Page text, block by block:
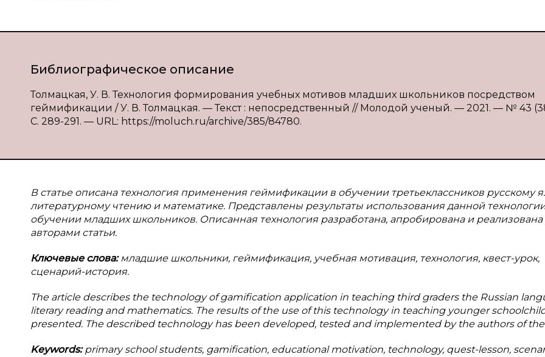
Библиографическое описание
Толмацкая, У. В. Технология формирования учебных мотивов младших школьников посредством
геймификации / У. В. Толмацкая. — Текст : непосредственный // Молодой ученый. — 2021. — № 43
С. 289-291. — URL: https://moluch.ru/archive/385/84780.
В статье описана технология применения геймификации в обучении третьеклассников русскому
литературному чтению и математике. Представлены результаты использования данной
обучении младших школьников. Описанная технология разработана, апробирована и реализована
авторами статьи.
Ключевые слова:младшие школьники, геймификация, учебная мотивация, технология, квест-урок,
сценарий-история.
The article describes the technology of gamification application in teaching third graders the Russian
literary reading and mathematics. The results of the use of this technology in teaching younger
presented. The described technology has been developed, tested and implemented by the authors of the
Keywords:primary school students, gamification, educational motivation, technology, quest-lesson,